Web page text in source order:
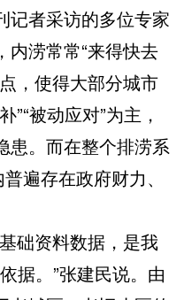
者采访的多位专家
内涝常常“来得快去
，使得大部分城市
”“被动应对”为主，
患。而在整个排涝系
遍存在政府财力、
础资料数据，是我
据。”张建民说。由